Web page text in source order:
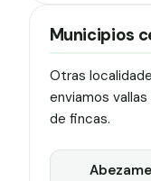
Municipios
Otras
enviamos
de fincas.